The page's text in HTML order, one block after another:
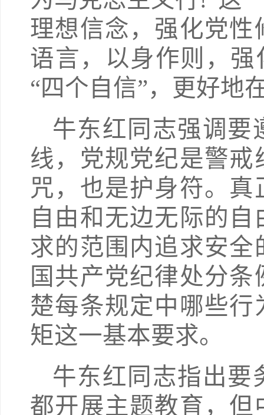
理想信念，强化党
语言，以身作则，强
“四个自信”，更好地
牛东红同志强调要
线，党规党纪是警
咒，也是护身符。
自由和无边无际的
求的范围内追求安
国共产党纪律处分
楚每条规定中哪些
矩这一基本要求。
牛东红同志指出要
都开展主题教育，